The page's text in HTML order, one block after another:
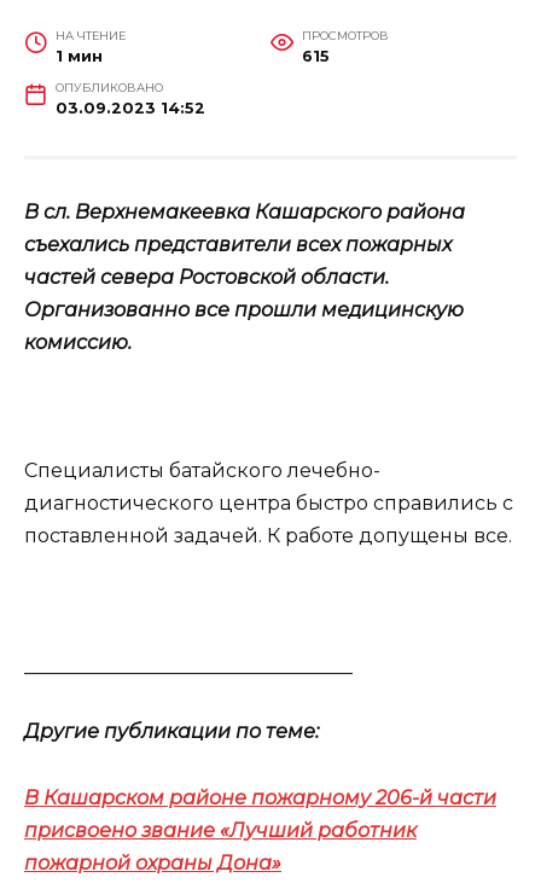
НА ЧТЕНИЕ
1 мин
ПРОСМОТРОВ
615
ОПУБЛИКОВАНО
03.09.2023 14:52
В сл. Верхнемакеевка Кашарского района
съехались представители всех пожарных
частей севера Ростовской области.
Организованно все прошли медицинскую
комиссию.
Специалисты батайского лечебно-
диагностического центра быстро справились с
поставленной задачей. К работе допущены все.
Другие публикации по теме:
В Кашарском районе пожарному 206-й части
присвоено звание «Лучший работник
пожарной охраны Дона»